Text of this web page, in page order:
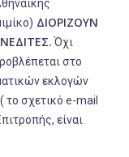
ΔΙΟΡΙΖΟΥΝ
Όχι
στο
εκλογών
το σχετικό e-mail
είναι